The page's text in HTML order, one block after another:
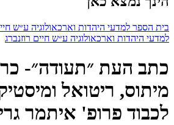
בית הספר למדעי היהדות וארכאולוגיה ע״ש
למדעי היהדות וארכאולוגיה ע״ש חיים רוזנברג
כתב העת ״תעודה״-
מיתוס, ריטואל
לכבוד פרופ' איתמר